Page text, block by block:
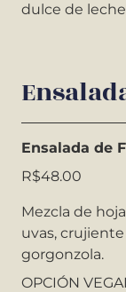
dulce de
Ensalada de
R$48.00
Mezcla de
uvas,
gorgonzola.
OPCIÓN